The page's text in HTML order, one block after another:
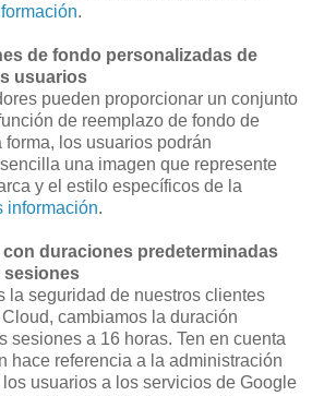
.
de fondo personalizadas de
usuarios
pueden proporcionar un conjunto
de reemplazo de fondo de
los usuarios podrán
una imagen que represente
y el estilo específicos de la
información.
con duraciones predeterminadas
sesiones
la seguridad de nuestros clientes
cambiamos la duración
sesiones a 16 horas. Ten en cuenta
hace referencia a la administración
usuarios a los servicios de Google